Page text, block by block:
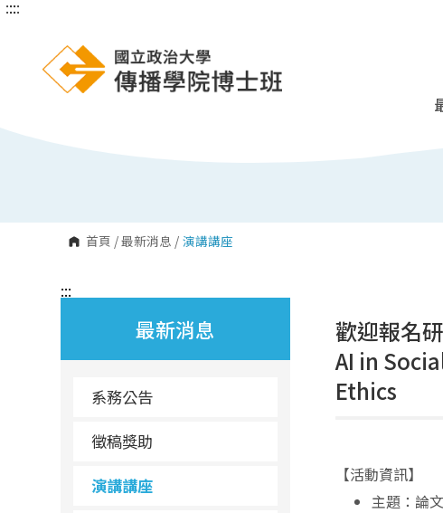
跳
:::
首頁 /最新消息 / 演講講座
:::
最新消息
系務公告
徵稿獎助
演講講座
:::
歡迎報名
AI in
Ethics
【活動資訊】
主題 ：論